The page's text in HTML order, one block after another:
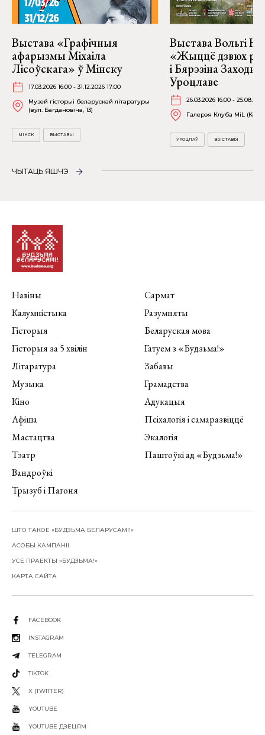
Выстава «Графічныя
афарызмы Міхаіла
Лісоўскага» ў Мінску
17.03.2026 16:00 - 31.12.2026 17:00
Музей гісторыі беларускай літаратуры
(вул. Багдановіча, 13)
МІНСК ВЫСТАВЫ
Выстава Вольгі
«Жыццё дзвюх
і Бярэзіна
Уроцлаве
26.03.2026 16:00 -
Галерэя Клуба MiL
УРОЦЛАЎ ВЫСТАВЫ
ЧЫТАЦЬ ЯШЧЭ
Навіны
Калумністыка
Гісторыя
Гісторыя за 5 хвілін
Літаратура
Музыка
Кіно
Афіша
Мастацтва
Тэатр
Вандроўкі
Трызуб і Пагоня
Сармат
Разумняты
Беларуская мова
Гатуем з «Будзьма!»
Забавы
Грамадства
Адукацыя
Псіхалогія і самаразвіццё
Экалогія
Паштоўкі ад «Будзьма!»
ШТО ТАКОЕ «БУДЗЬМА БЕЛАРУСАМІ!»
АСОБЫ КАМПАНІІ
УСЕ ПРАЕКТЫ «БУДЗЬМА!»
КАРТА САЙТА
FACEBOOK
INSTAGRAM
TELEGRAM
TIKTOK
X (TWITTER)
YOUTUBE
YOUTUBE ДЗЕЦЯМ